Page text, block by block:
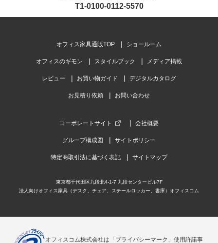
T1-0100-0112-5570
オフィス家具通販TOP ショールーム
オフィスのギモン スタイルブック メディア掲載
レビュー お買い物ガイド デジタルカタログ
お見積り依頼 お問い合わせ
コーポレートサイト 会社概要
グループ構成図 サイトポリシー
特定商取引法に基づく表記 サイトマップ
東京都千代田区九段北4-1-7 九段センタービル7F
法人向けオフィス家具（デスク、チェア、スチールロッカー、書庫）オフィスコム
オフィスコム株式会社は「プライバシーマーク」使用許諾事